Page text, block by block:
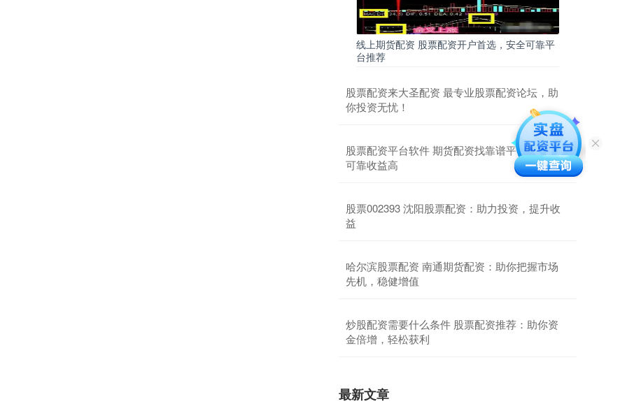
线上期货配资 股票配资开户首选，安全可靠平
台推荐
股票配资来大圣配资 最专业股票配资论坛，助
你投资无忧！
股票配资平台软件 期货配资找靠谱平台，安全
可靠收益高
股票002393 沈阳股票配资：助力投资，提升收
益
哈尔滨股票配资 南通期货配资：助你把握市场
先机，稳健增值
炒股配资需要什么条件 股票配资推荐：助你资
金倍增，轻松获利
最新文章